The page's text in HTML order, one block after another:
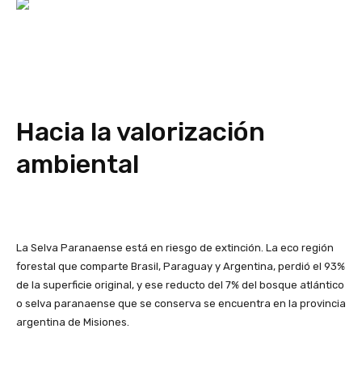
Hacia la valorización
ambiental
La Selva Paranaense está en riesgo de extinción. La eco región
forestal que comparte Brasil, Paraguay y Argentina, perdió el 93%
de la superficie original, y ese reducto del 7% del bosque atlántico
o selva paranaense que se conserva se encuentra en la provincia
argentina de Misiones.